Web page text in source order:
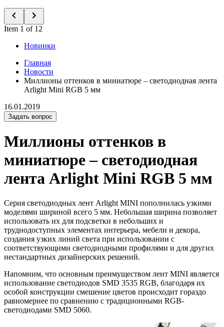
Item 1 of 12
Новинки
Главная
Новости
Миллионы оттенков в миниатюре – светодиодная лента
Arlight Mini RGB 5 мм
16.01.2019
Задать вопрос
Миллионы оттенков в
миниатюре – светодиодная
лента Arlight Mini RGB 5 мм
Серия светодиодных лент Arlight MINI пополнилась узкими
моделями шириной всего 5 мм. Небольшая ширина позволяет
использовать их для подсветки в небольших и
труднодоступных элементах интерьера, мебели и декора,
создания узких линий света при использовании с
соответствующими светодиодными профилями и для других
нестандартных дизайнерских решений.
Напомним, что основным преимуществом лент MINI является
использование светодиодов SMD 3535 RGB, благодаря их
особой конструкции смешение цветов происходит гораздо
равномернее по сравнению с традиционными RGB-
светодиодами SMD 5060.